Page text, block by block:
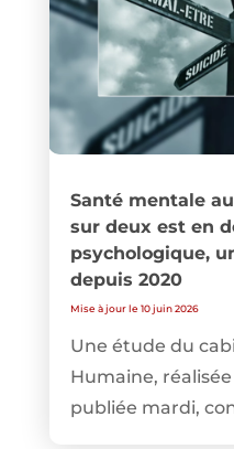
Santé mentale
sur deux est en
psychologique,
depuis 2020
Mise à jour le 10 juin 2026
Une étude du
Humaine,
publiée mardi,